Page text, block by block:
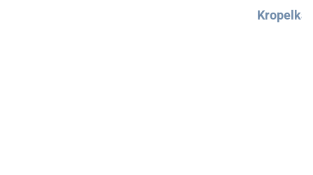
Kropelka